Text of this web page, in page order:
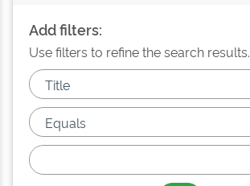
Add filters:
Use filters to refine the search results.